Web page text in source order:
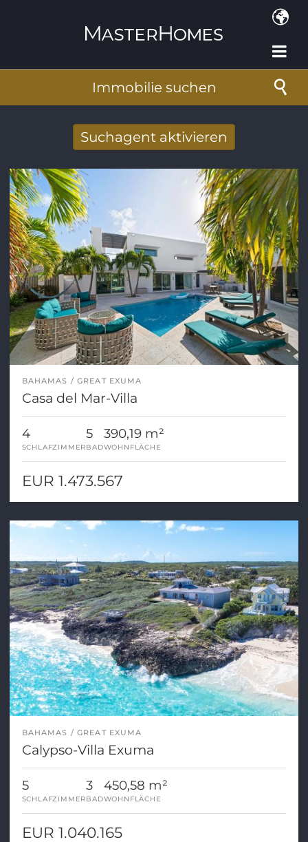
Immobilie suchen
Suchagent aktivieren
BAHAMAS GREAT EXUMA
Casa del Mar-Villa
4
SCHLAFZIMMER
5
BAD
390,19 m²
WOHNFLÄCHE
EUR 1.473.567
BAHAMAS GREAT EXUMA
Calypso-Villa Exuma
5
SCHLAFZIMMER
3
BAD
450,58 m²
WOHNFLÄCHE
EUR 1.040.165